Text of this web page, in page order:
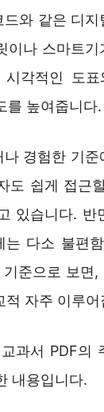
드와 같은 디
이나 스마트기
각적인 도표
를 높여줍니다.
경험한 기준
도 쉽게 접근
있습니다. 반
는 다소 불편
준으로 보면,
적 자주 이루어
과서 PDF의
내용입니다.